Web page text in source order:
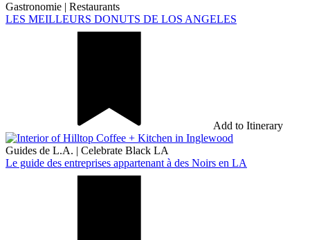
Gastronomie | Restaurants
LES MEILLEURS DONUTS DE LOS ANGELES
Add to Itinerary
Guides de L.A. | Celebrate Black LA
Le guide des entreprises appartenant à des Noirs en LA